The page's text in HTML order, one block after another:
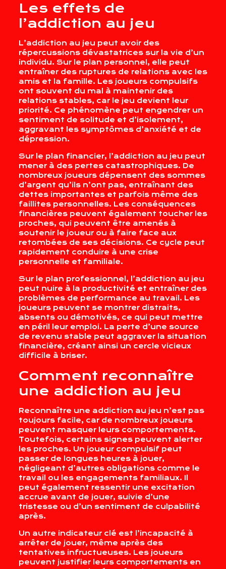
Les effets de
l’addiction au jeu
L’addiction au jeu peut avoir des
répercussions dévastatrices sur la vie d’un
individu. Sur le plan personnel, elle peut
entraîner des ruptures de relations avec les
amis et la famille. Les joueurs compulsifs
ont souvent du mal à maintenir des
relations stables, car le jeu devient leur
priorité. Ce phénomène peut engendrer un
sentiment de solitude et d’isolement,
aggravant les symptômes d’anxiété et de
dépression.
Sur le plan financier, l’addiction au jeu peut
mener à des pertes catastrophiques. De
nombreux joueurs dépensent des sommes
d’argent qu’ils n’ont pas, entraînant des
dettes importantes et parfois même des
faillites personnelles. Les conséquences
financières peuvent également toucher les
proches, qui peuvent être amenés à
soutenir le joueur ou à faire face aux
retombées de ses décisions. Ce cycle peut
rapidement conduire à une crise
personnelle et familiale.
Sur le plan professionnel, l’addiction au jeu
peut nuire à la productivité et entraîner des
problèmes de performance au travail. Les
joueurs peuvent se montrer distraits,
absents ou démotivés, ce qui peut mettre
en péril leur emploi. La perte d’une source
de revenu stable peut aggraver la situation
financière, créant ainsi un cercle vicieux
difficile à briser.
Comment reconnaître
une addiction au jeu
Reconnaître une addiction au jeu n’est pas
toujours facile, car de nombreux joueurs
peuvent masquer leurs comportements.
Toutefois, certains signes peuvent alerter
les proches. Un joueur compulsif peut
passer de longues heures à jouer,
négligeant d’autres obligations comme le
travail ou les engagements familiaux. Il
peut également ressentir une excitation
accrue avant de jouer, suivie d’une
tristesse ou d’un sentiment de culpabilité
après.
Un autre indicateur clé est l’incapacité à
arrêter de jouer, même après des
tentatives infructueuses. Les joueurs
peuvent justifier leurs comportements en